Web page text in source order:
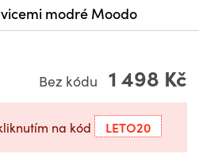
modré Moodo
Bez kódu 1 498 Kč
na kód LETO20